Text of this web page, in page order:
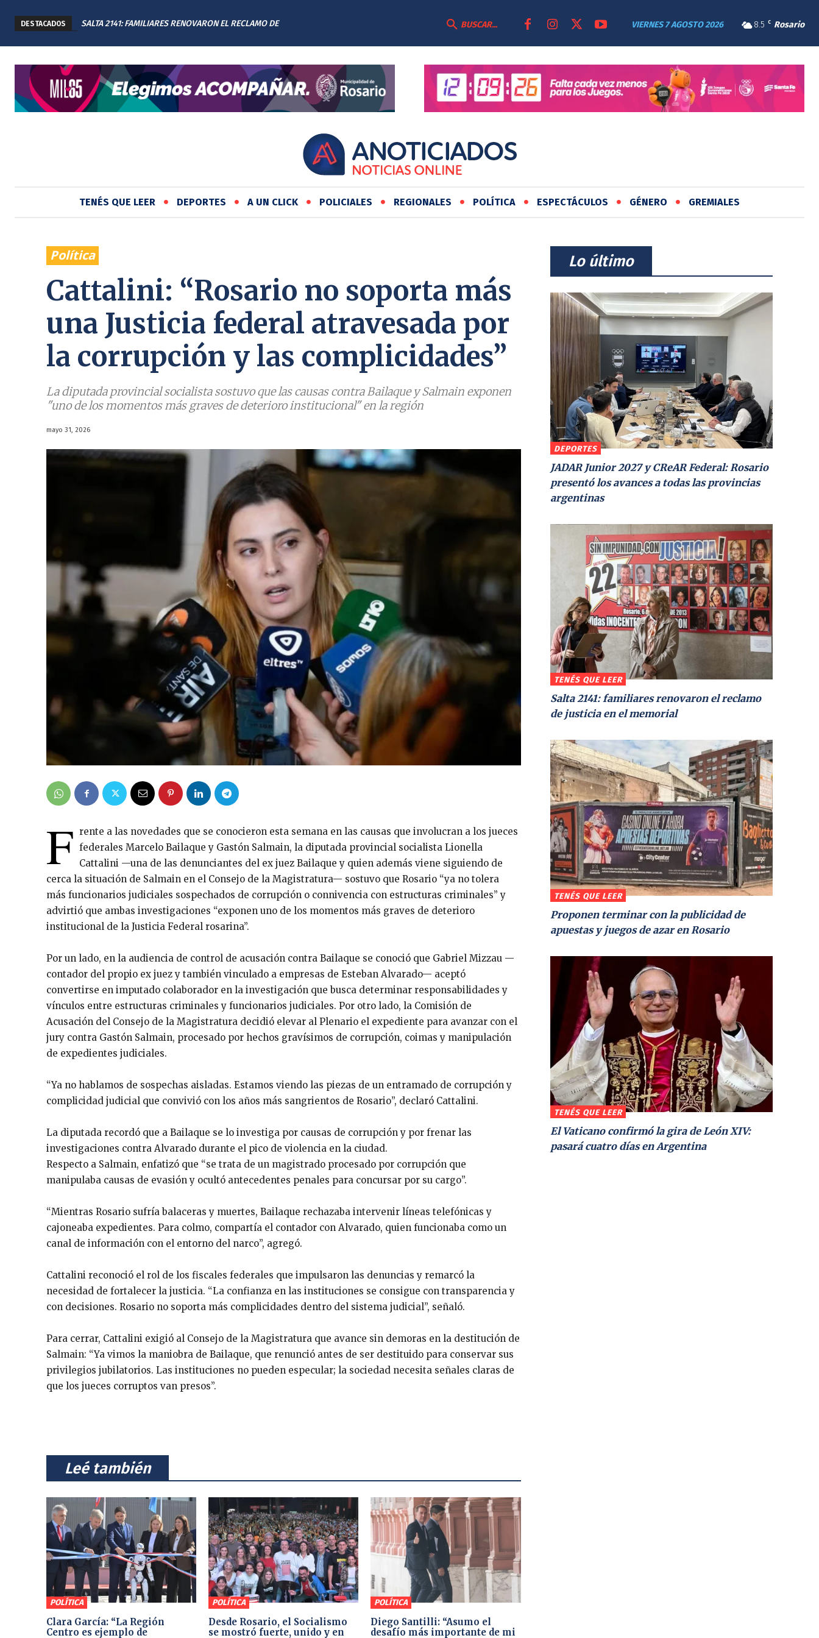
DESTACADOS
SALTA 2141: FAMILIARES RENOVARON EL RECLAMO DE
8.5 C Rosario
VIERNES 7 AGOSTO 2026
BUSCAR...
TENÉS QUE LEER DEPORTES A UN CLICK POLICIALES REGIONALES POLÍTICA ESPECTÁCULOS GÉNERO GREMIALES
Política
Cattalini: “Rosario no soporta más
una Justicia federal atravesada por
la corrupción y las complicidades”
La diputada provincial socialista sostuvo que las causas contra Bailaque y Salmain exponen
"uno de los momentos más graves de deterioro institucional" en la región
mayo 31, 2026
F rente a las novedades que se conocieron esta semana en las causas que involucran a los jueces
federales Marcelo Bailaque y Gastón Salmain, la diputada provincial socialista Lionella
Cattalini —una de las denunciantes del ex juez Bailaque y quien además viene siguiendo de
cerca la situación de Salmain en el Consejo de la Magistratura— sostuvo que Rosario “ya no tolera
más funcionarios judiciales sospechados de corrupción o connivencia con estructuras criminales” y
advirtió que ambas investigaciones “exponen uno de los momentos más graves de deterioro
institucional de la Justicia Federal rosarina”.
Por un lado, en la audiencia de control de acusación contra Bailaque se conoció que Gabriel Mizzau —
contador del propio ex juez y también vinculado a empresas de Esteban Alvarado— aceptó
convertirse en imputado colaborador en la investigación que busca determinar responsabilidades y
vínculos entre estructuras criminales y funcionarios judiciales. Por otro lado, la Comisión de
Acusación del Consejo de la Magistratura decidió elevar al Plenario el expediente para avanzar con el
jury contra Gastón Salmain, procesado por hechos gravísimos de corrupción, coimas y manipulación
de expedientes judiciales.
“Ya no hablamos de sospechas aisladas. Estamos viendo las piezas de un entramado de corrupción y
complicidad judicial que convivió con los años más sangrientos de Rosario”, declaró Cattalini.
La diputada recordó que a Bailaque se lo investiga por causas de corrupción y por frenar las
investigaciones contra Alvarado durante el pico de violencia en la ciudad.
Respecto a Salmain, enfatizó que “se trata de un magistrado procesado por corrupción que
manipulaba causas de evasión y ocultó antecedentes penales para concursar por su cargo”.
“Mientras Rosario sufría balaceras y muertes, Bailaque rechazaba intervenir líneas telefónicas y
cajoneaba expedientes. Para colmo, compartía el contador con Alvarado, quien funcionaba como un
canal de información con el entorno del narco”, agregó.
Cattalini reconoció el rol de los fiscales federales que impulsaron las denuncias y remarcó la
necesidad de fortalecer la justicia. “La confianza en las instituciones se consigue con transparencia y
con decisiones. Rosario no soporta más complicidades dentro del sistema judicial”, señaló.
Para cerrar, Cattalini exigió al Consejo de la Magistratura que avance sin demoras en la destitución de
Salmain: “Ya vimos la maniobra de Bailaque, que renunció antes de ser destituido para conservar sus
privilegios jubilatorios. Las instituciones no pueden especular; la sociedad necesita señales claras de
que los jueces corruptos van presos”.
⠀Leé también⠀
POLÍTICA
Clara García: “La Región
Centro es ejemplo de
POLÍTICA
Desde Rosario, el Socialismo
se mostró fuerte, unido y en
POLÍTICA
Diego Santilli: “Asumo el
desafío más importante de mi
⠀Lo último⠀
DEPORTES
JADAR Junior 2027 y CReAR Federal: Rosario
presentó los avances a todas las provincias
argentinas
TENÉS QUE LEER
Salta 2141: familiares renovaron el reclamo
de justicia en el memorial
TENÉS QUE LEER
Proponen terminar con la publicidad de
apuestas y juegos de azar en Rosario
TENÉS QUE LEER
El Vaticano confirmó la gira de León XIV:
pasará cuatro días en Argentina